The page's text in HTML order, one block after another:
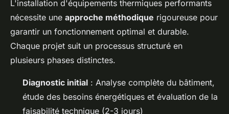
L'installation d'équipements thermiques performants
nécessite une approche méthodique rigoureuse pour
garantir un fonctionnement optimal et durable.
Chaque projet suit un processus structuré en
plusieurs phases distinctes.
Diagnostic initial : Analyse complète du bâtiment,
étude des besoins énergétiques et évaluation de la
faisabilité technique (2-3 jours)